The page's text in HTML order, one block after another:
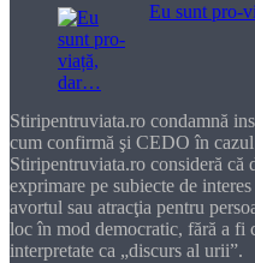
Eu sunt pro-
Stiripentruviata.ro condamnă
cum confirmă şi CEDO în
Stiripentruviata.ro consideră că
exprimare pe subiecte de
avortul sau atracţia pentru
loc în mod democratic, fără a fi
interpretate ca „discurs al urii”.